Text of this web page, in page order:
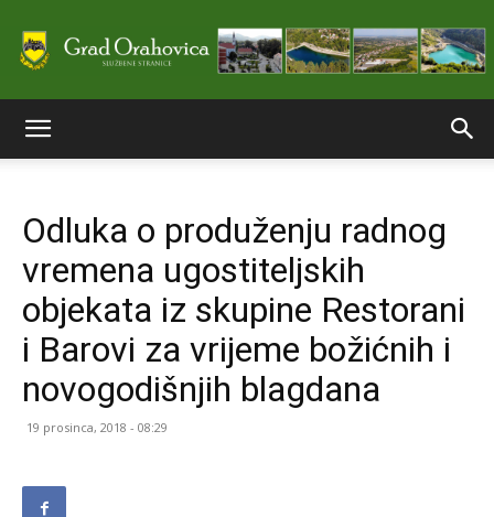
stranice
Grada
Odluka o produženju radnog
vremena ugostiteljskih
objekata iz skupine Restorani
i Barovi za vrijeme božićnih i
novogodišnjih blagdana
19 prosinca, 2018 - 08:29